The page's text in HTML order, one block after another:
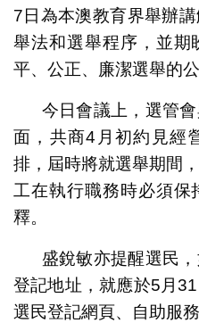
7日為本澳教育界舉辦
舉法和選舉程序，並期
平、公正、廉潔選舉的公
今日會議上，選管
面，共商4月初約見經
排，屆時將就選舉期間
工在執行職務時必須保
釋。
盛銳敏亦提醒選民
登記地址，就應於5月
選民登記網頁、自助服